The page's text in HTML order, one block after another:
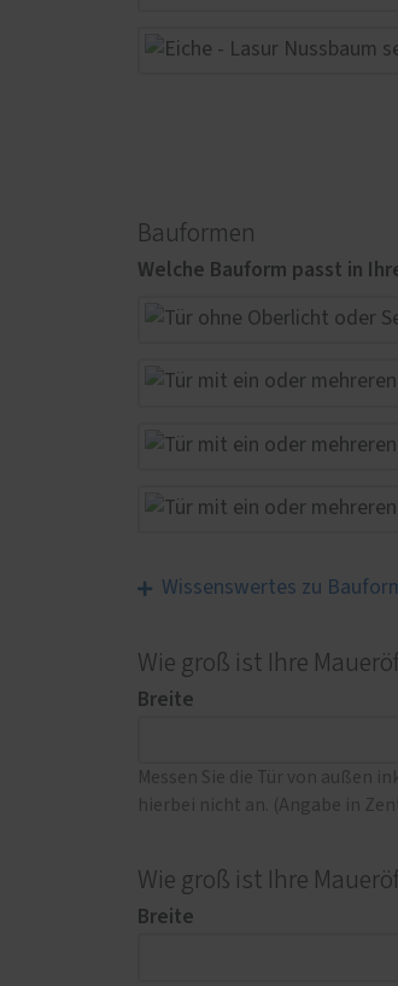
Bauformen
Welche Bauform passt in
Wissenswertes zu
Wie groß ist Ihre
Breite
Messen Sie die Tür von außen
hierbei nicht an. (Angabe in
Wie groß ist Ihre
Breite